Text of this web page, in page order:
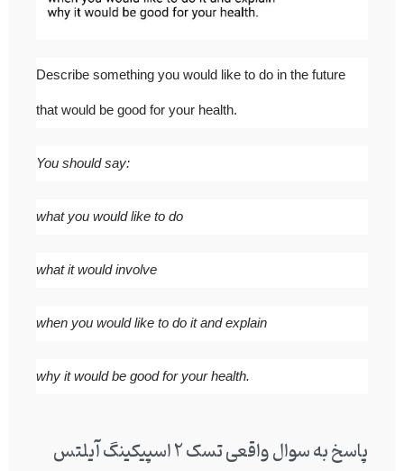
Describe something you would like to do in the future
that would be good for your health.
You should say:
what you would like to do
what it would involve
when you would like to do it and explain
why it would be good for your health.
پاسخ به سوال واقعی تسک 2 اسپیکینگ آیلتس